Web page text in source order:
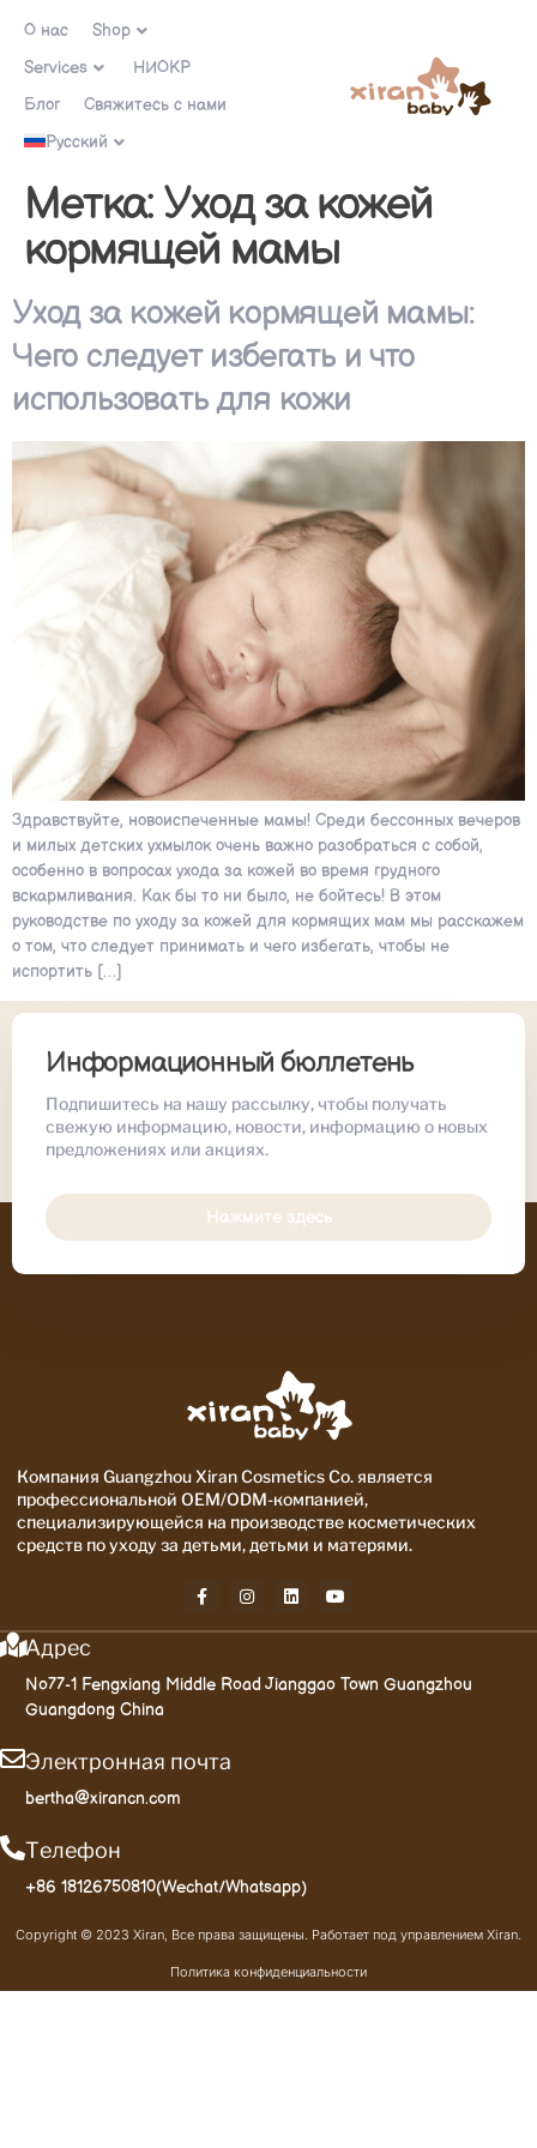
О нас
Shop
Services
НИОКР
Блог
Свяжитесь с нами
Русский
Метка: Уход за кожей
кормящей мамы
Уход за кожей кормящей мамы:
Чего следует избегать и что
использовать для кожи
Здравствуйте, новоиспеченные мамы! Среди бессонных вечеров
и милых детских ухмылок очень важно разобраться с собой,
особенно в вопросах ухода за кожей во время грудного
вскармливания. Как бы то ни было, не бойтесь! В этом
руководстве по уходу за кожей для кормящих мам мы расскажем
о том, что следует принимать и чего избегать, чтобы не
испортить […]
Информационный бюллетень
Подпишитесь на нашу рассылку, чтобы получать
свежую информацию, новости, информацию о новых
предложениях или акциях.
Нажмите здесь
Компания Guangzhou Xiran Cosmetics Co. является
профессиональной OEM/ODM-компанией,
специализирующейся на производстве косметических
средств по уходу за детьми, детьми и матерями.
Адрес
No77-1 Fengxiang Middle Road Jianggao Town Guangzhou
Guangdong China
Электронная почта
bertha@xirancn.com
Телефон
+86 18126750810(Wechat/Whatsapp)
Copyright © 2023 Xiran, Все права защищены. Работает под управлением Xiran.
Политика конфиденциальности